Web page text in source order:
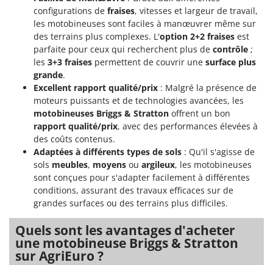
configurations de fraises, vitesses et largeur de travail,
les motobineuses sont faciles à manœuvrer même sur
des terrains plus complexes. L'option 2+2 fraises est
parfaite pour ceux qui recherchent plus de contrôle ;
les 3+3 fraises permettent de couvrir une surface plus
grande.
Excellent rapport qualité/prix : Malgré la présence de
moteurs puissants et de technologies avancées, les
motobineuses Briggs & Stratton offrent un bon
rapport qualité/prix, avec des performances élevées à
des coûts contenus.
Adaptées à différents types de sols : Qu'il s'agisse de
sols meubles, moyens ou argileux, les motobineuses
sont conçues pour s'adapter facilement à différentes
conditions, assurant des travaux efficaces sur de
grandes surfaces ou des terrains plus difficiles.
Quels sont les avantages d'acheter
une motobineuse Briggs & Stratton
sur AgriEuro ?